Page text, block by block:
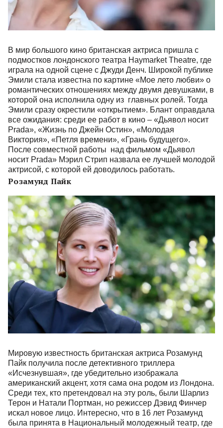
В мир большого кино британская актриса пришла с
подмостков лондонского театра Haymarket Theatre, где
играла на одной сцене с Джуди Денч. Широкой публике
Эмили стала известна по картине «Мое лето любви» о
романтических отношениях между двумя девушками, в
которой она исполнила одну из главных ролей. Тогда
Эмили сразу окрестили «открытием». Блант оправдала
все ожидания: среди ее работ в кино – «Дьявол носит
Prada», «Жизнь по Джейн Остин», «Молодая
Виктория», «Петля времени», «Грань будущего».
После совместной работы над фильмом «Дьявол
носит Prada» Мэрил Стрип назвала ее лучшей молодой
актрисой, с которой ей доводилось работать.
Розамунд Пайк
Мировую известность британская актриса Розамунд
Пайк получила после детективного триллера
«Исчезнувшая», где убедительно изображала
американский акцент, хотя сама она родом из Лондона.
Среди тех, кто претендовал на эту роль, были Шарлиз
Терон и Натали Портман, но режиссер Дэвид Финчер
искал новое лицо. Интересно, что в 16 лет Розамунд
была принята в Национальный молодежный театр, где